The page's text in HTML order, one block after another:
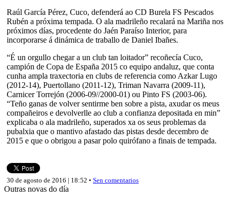
Raúl García Pérez, Cuco, defenderá ao CD Burela FS Pescados
Rubén a próxima tempada. O ala madrileño recalará na Mariña nos
próximos días, procedente do Jaén Paraíso Interior, para
incorporarse á dinámica de traballo de Daniel Ibañes.
“É un orgullo chegar a un club tan loitador” recoñecía Cuco,
campión de Copa de España 2015 co equipo andaluz, que conta
cunha ampla traxectoria en clubs de referencia como Azkar Lugo
(2012-14), Puertollano (2011-12), Triman Navarra (2009-11),
Carnicer Torrejón (2006-09//2000-01) ou Pinto FS (2003-06).
“Teño ganas de volver sentirme ben sobre a pista, axudar os meus
compañeiros e devolverlle ao club a confianza depositada en min”
explicaba o ala madrileño, superados xa os seus problemas da
pubalxia que o mantivo afastado das pistas desde decembro de
2015 e que o obrigou a pasar polo quirófano a finais de tempada.
30 de agosto de 2016 | 18:52 • Sen comentarios
Outras novas do día